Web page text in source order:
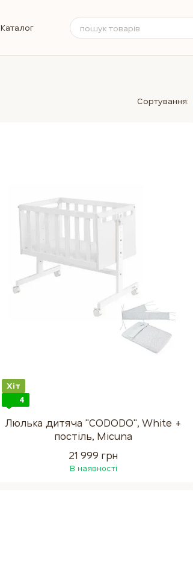
Каталог
Сортування:
Хіт
4
Люлька дитяча "CODODO", White +
постiль, Micuna
21 999 грн
В наявності